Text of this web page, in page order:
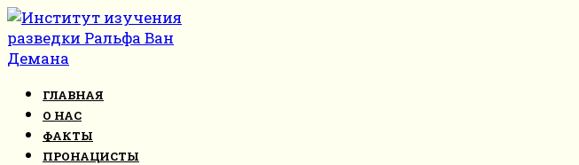
Перейти
к
контенту
ГЛАВНАЯ
О НАС
ФАКТЫ
ПРОНАЦИСТЫ